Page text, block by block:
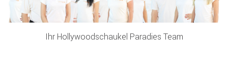
Ihr Hollywoodschaukel Paradies Team